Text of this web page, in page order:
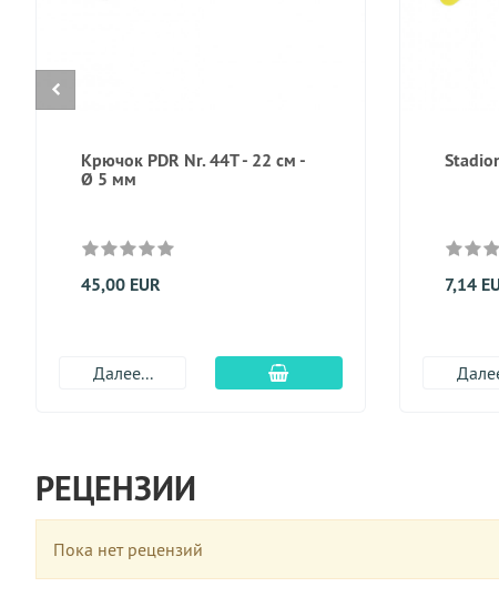
Крючок PDR Nr. 44T - 22 см -
Ø 5 мм
45,00 EUR
Далее... Добавить в корзину
7,14
РЕЦЕНЗИИ
Пока нет рецензий